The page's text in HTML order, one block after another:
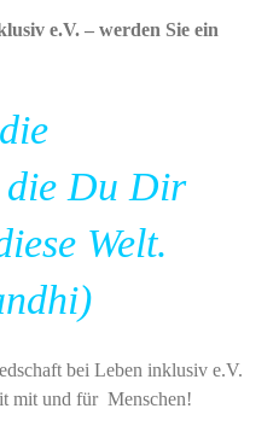
e.V. – werden Sie ein
die Du Dir
Welt.
bei Leben inklusiv e.V.
mit und für Menschen!